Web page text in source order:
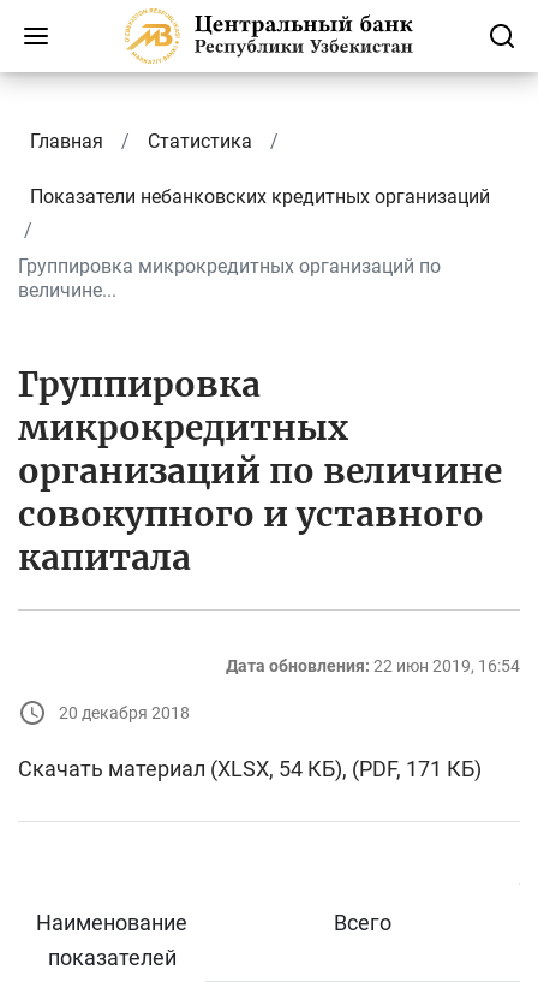
Главная Статистика
Показатели небанковских кредитных организаций
Группировка микрокредитных организаций по
величине...
Группировка
микрокредитных
организаций по величине
совокупного и уставного
капитала
Дата обновления: 22 июн 2019, 16:54
20 декабря 2018
Скачать материал (XLSX, 54 КБ), (PDF, 171 КБ)
Наименование
показателей
Всего